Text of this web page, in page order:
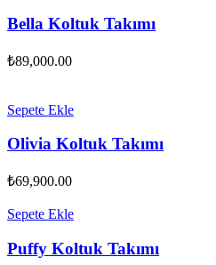
Bella Koltuk Takımı
₺89,000.00
Sepete Ekle
Olivia Koltuk Takımı
₺69,900.00
Sepete Ekle
Puffy Koltuk Takımı